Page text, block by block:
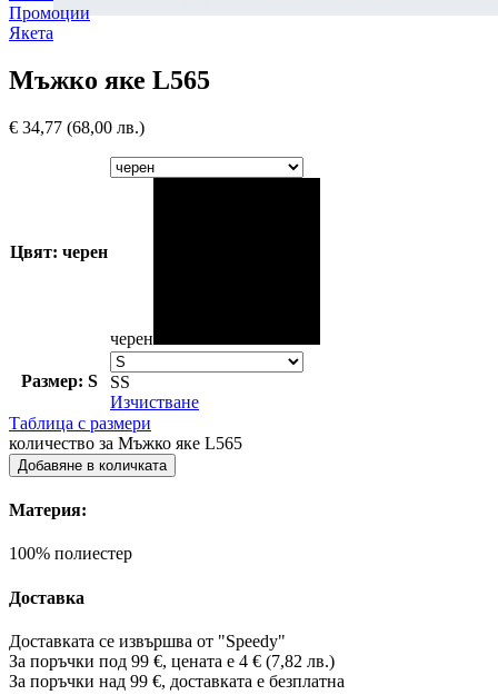
Промоции
Якета
Мъжко яке L565
€ 34,77 (68,00 лв.)
Цвят: черен
черен
Размер: S SS
Изчистване
Таблица с размери
количество за Мъжко яке L565
Добавяне в количката
Материя:
100% полиестер
Доставка
Доставката се извършва от "Speedy"
За поръчки под 99 €, цената е 4 € (7,82 лв.)
За поръчки над 99 €, доставката е безплатна